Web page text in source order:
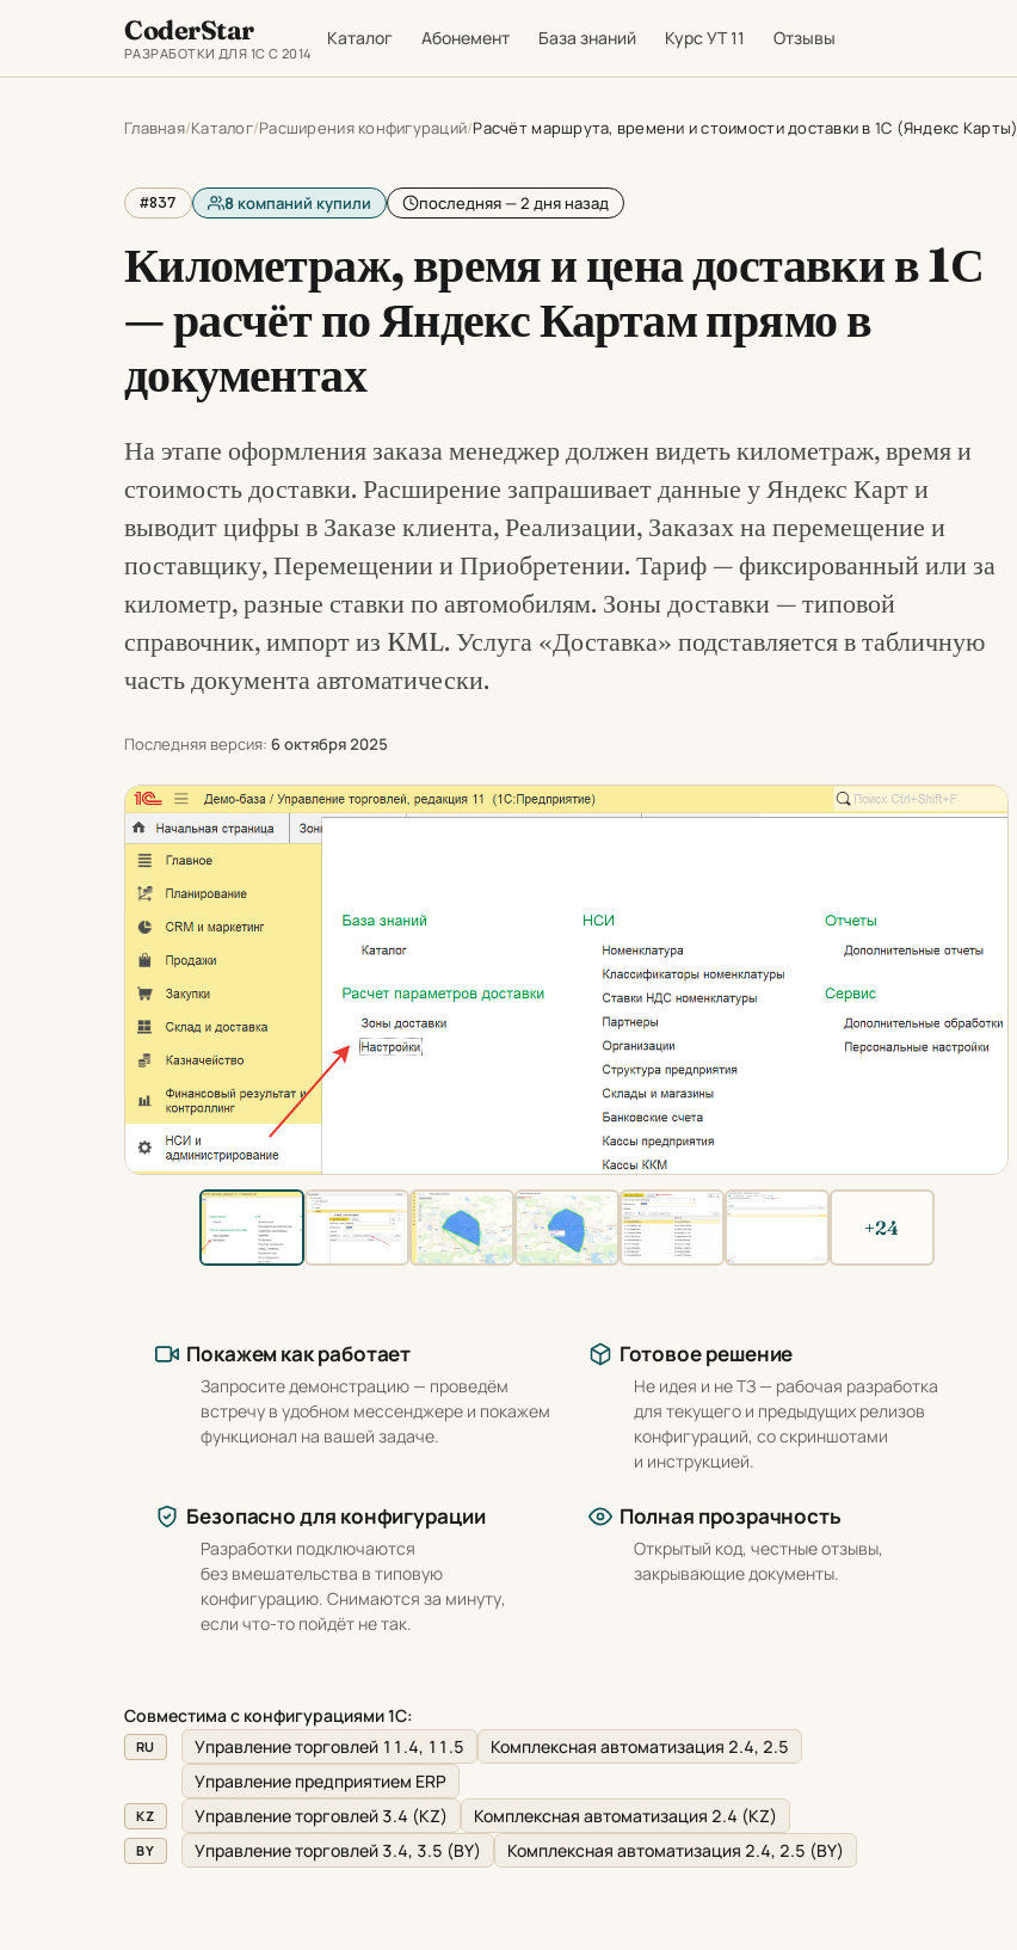
CoderStar
РАЗРАБОТКИ ДЛЯ 1С С 2014
Каталог Абонемент База знаний Курс УТ 11 Отзывы
Главная Каталог Расширения конфигураций Расчёт маршрута, времени и стоимости доставки в 1С (Яндекс Карты)
#837 8компаний купили последняя — 2 дня назад
Километраж, время и цена доставки в 1С
— расчёт по Яндекс Картам прямо в
документах
На этапе оформления заказа менеджер должен видеть километраж, время и
стоимость доставки. Расширение запрашивает данные у Яндекс Карт и
выводит цифры в Заказе клиента, Реализации, Заказах на перемещение и
поставщику, Перемещении и Приобретении. Тариф — фиксированный или за
километр, разные ставки по автомобилям. Зоны доставки — типовой
справочник, импорт из KML. Услуга «Доставка» подставляется в табличную
часть документа автоматически.
Последняя версия: 6 октября 2025
+24
Покажем как работает
Запросите демонстрацию — проведём
встречу в удобном мессенджере и покажем
функционал на вашей задаче.
Готовое решение
Не идея и не ТЗ — рабочая разработка
для текущего и предыдущих релизов
конфигураций, со скриншотами
и инструкцией.
Безопасно для конфигурации
Разработки подключаются
без вмешательства в типовую
конфигурацию. Снимаются за минуту,
если что-то пойдёт не так.
Полная прозрачность
Открытый код, честные отзывы,
закрывающие документы.
Совместима с конфигурациями 1С:
RU Управление торговлей 11.4, 11.5
Комплексная автоматизация 2.4, 2.5
Управление предприятием ERP
KZ Управление торговлей 3.4 (KZ) Комплексная автоматизация 2.4 (KZ)
BY Управление торговлей 3.4, 3.5 (BY) Комплексная автоматизация 2.4, 2.5 (BY)